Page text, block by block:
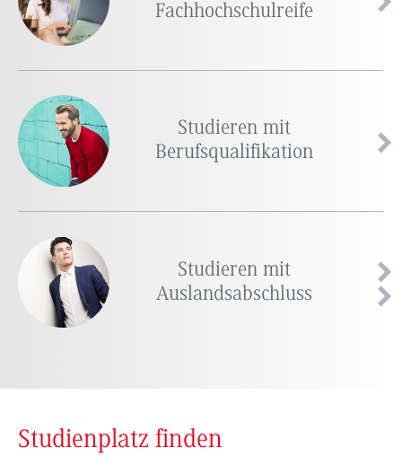
Fachhochschulreife
Studieren mit
Berufsqualifikation
Studieren mit
Auslandsabschluss
Studienplatz finden